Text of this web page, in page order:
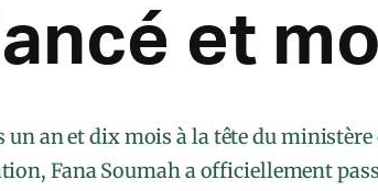
et
un an et dix mois à la tête du
Fana Soumah a officiellement